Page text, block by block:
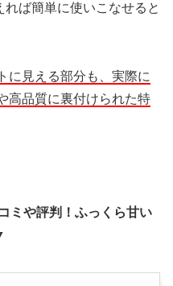
ば簡単に使いこなせると
に見える部分も、実際に
高品質に裏付けられた特
ミや評判！ふっくら甘い